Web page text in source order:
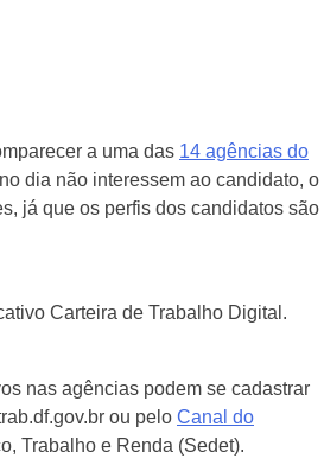
a uma das 14 agências do
dia não interessem ao candidato, o
já que os perfis dos candidatos são
Carteira de Trabalho Digital.
nas agências podem se cadastrar
ou pelo Canal do
Trabalho e Renda (Sedet).